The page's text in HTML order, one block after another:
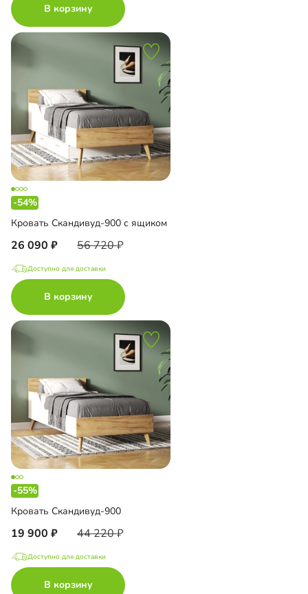
В корзину
-54%
Кровать Скандивуд-900 с ящиком
26 090 56 720
Доступно для доставки
В корзину
-55%
Кровать Скандивуд-900
19 900 44 220
Доступно для доставки
В корзину